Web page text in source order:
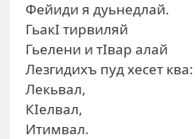
Фейиди я дуьнедлай.
ГьакI тирвиляй
Гьелени и тIвар алай
Лезгидихъ пуд хесет ква:
Лекьвал,
КIелвал,
Итимвал.